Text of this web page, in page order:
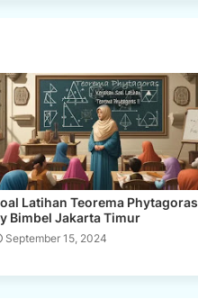
Latihan Teorema Phytagoras
Bimbel Jakarta Timur
September 15, 2024